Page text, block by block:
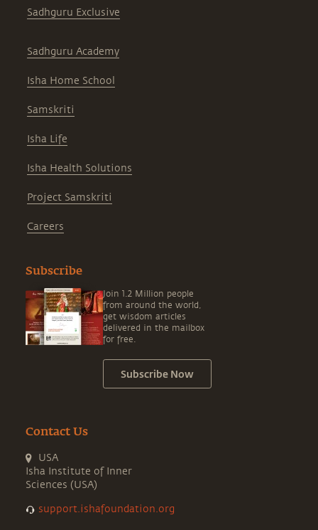
Sadhguru Exclusive
Sadhguru Academy
Isha Home School
Samskriti
Isha Life
Isha Health Solutions
Project Samskriti
Careers
Subscribe
Join 1.2 Million people
from around the world,
get wisdom articles
delivered in the mailbox
for free.
Subscribe Now
Contact Us
USA
Isha Institute of Inner
Sciences (USA)
support.ishafoundation.org